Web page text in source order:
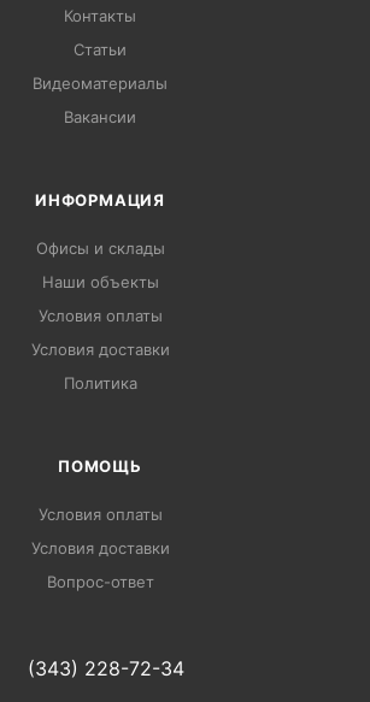
Контакты
Статьи
Видеоматериалы
Вакансии
ИНФОРМАЦИЯ
Офисы и склады
Наши объекты
Условия оплаты
Условия доставки
Политика
ПОМОЩЬ
Условия оплаты
Условия доставки
Вопрос-ответ
(343) 228-72-34